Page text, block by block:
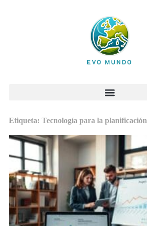
Etiqueta: Tecnología para la planificación